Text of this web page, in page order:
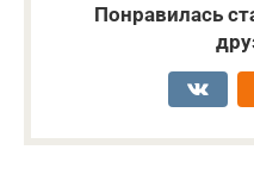
Понравилась